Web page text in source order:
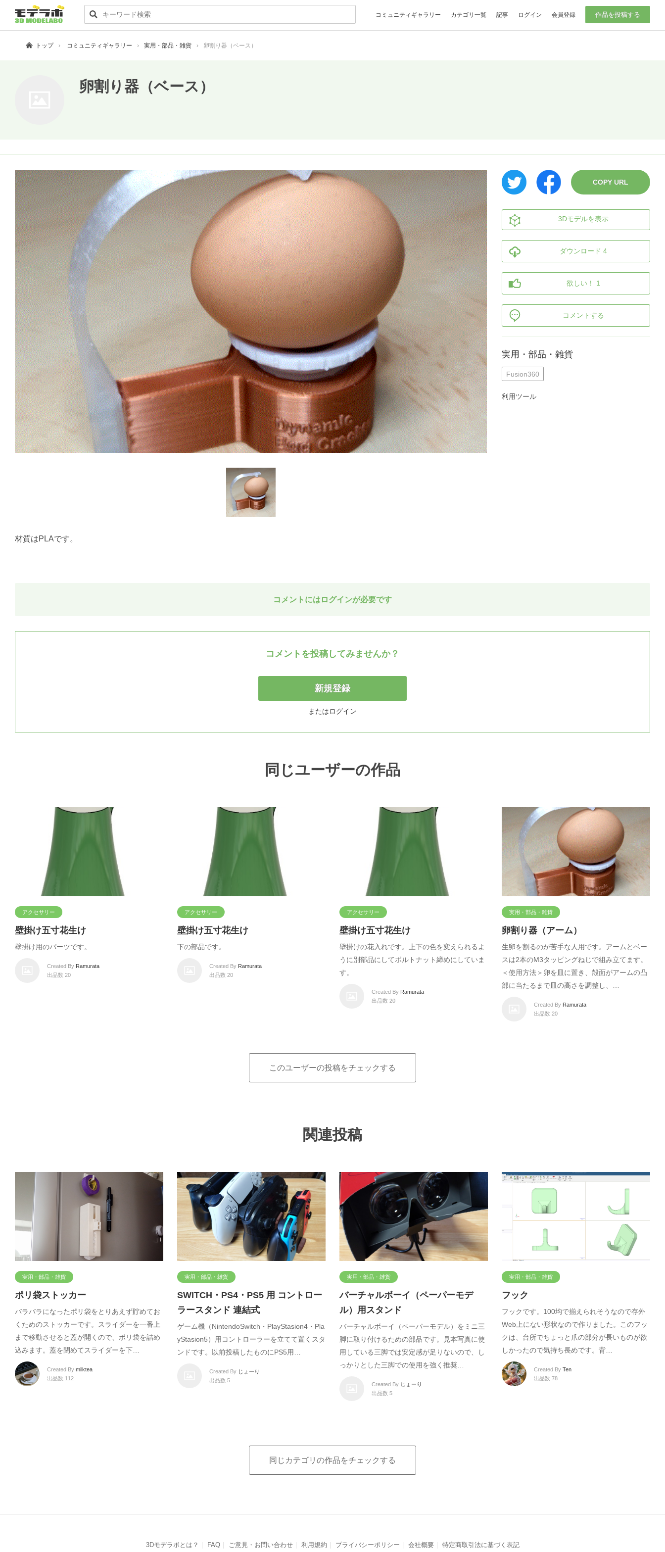
コミュニティギャラリー カテゴリ一覧 記事 ログイン 会員登録 作品を投稿する
トップ コミュニティギャラリー 実用・部品・雑貨 卵割り器（ベース）
卵割り器（ベース）
材質はPLAです。
COPY URL
3Dモデルを表示
ダウンロード 4
欲しい！ 1
コメントする
実用・部品・雑貨
Fusion360
利用ツール
コメントにはログインが必要です
コメントを投稿してみませんか？
新規登録
またはログイン
同じユーザーの作品
アクセサリー
壁掛け五寸花生け
壁掛け用のパーツです。
Created By Ramurata
出品数 20
アクセサリー
壁掛け五寸花生け
下の部品です。
Created By Ramurata
出品数 20
アクセサリー
壁掛け五寸花生け
壁掛けの花入れです。上下の色を変えられるよ
うに別部品にしてボルトナット締めにしていま
す。
Created By Ramurata
出品数 20
実用・部品・雑貨
卵割り器（アーム）
生卵を割るのが苦手な人用です。アームとベー
スは2本のM3タッピングねじで組み立てます。
＜使用方法＞卵を皿に置き、殻面がアームの凸
部に当たるまで皿の高さを調整し、…
Created By Ramurata
出品数 20
このユーザーの投稿をチェックする
関連投稿
実用・部品・雑貨
ポリ袋ストッカー
バラバラになったポリ袋をとりあえず貯めてお
くためのストッカーです。スライダーを一番上
まで移動させると蓋が開くので、ポリ袋を詰め
込みます。蓋を閉めてスライダーを下…
Created By milktea
出品数 112
実用・部品・雑貨
SWITCH・PS4・PS5 用 コントロー
ラースタンド 連結式
ゲーム機（NintendoSwitch・PlayStasion4・Pla
yStasion5）用コントローラーを立てて置くスタ
ンドです。以前投稿したものにPS5用…
Created By じょーり
出品数 5
実用・部品・雑貨
バーチャルボーイ（ペーパーモデ
ル）用スタンド
バーチャルボーイ（ペーパーモデル）をミニ三
脚に取り付けるための部品です。見本写真に使
用している三脚では安定感が足りないので、し
っかりとした三脚での使用を強く推奨…
Created By じょーり
出品数 5
実用・部品・雑貨
フック
フックです。100均で揃えられそうなので存外
Web上にない形状なので作りました。このフッ
クは、台所でちょっと爪の部分が長いものが欲
しかったので気持ち長めです。背…
Created By Ten
出品数 78
同じカテゴリの作品をチェックする
3Dモデラボとは？ FAQ ご意見・お問い合わせ 利用規約 プライバシーポリシー 会社概要 特定商取引法に基づく表記